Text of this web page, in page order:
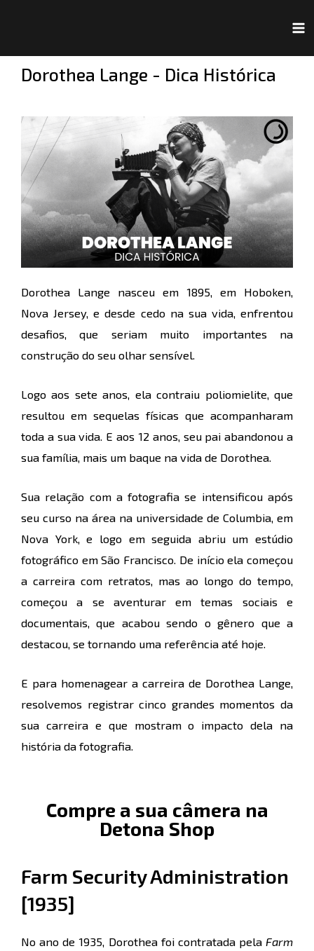
conteúdoDorothea Lange - Dica Histórica
Dorothea Lange nasceu em 1895, em Hoboken,
Nova Jersey, e desde cedo na sua vida, enfrentou
desafios, que seriam muito importantes na
construção do seu olhar sensível.
Logo aos sete anos, ela contraiu poliomielite, que
resultou em sequelas físicas que acompanharam
toda a sua vida. E aos 12 anos, seu pai abandonou a
sua família, mais um baque na vida de Dorothea.
Sua relação com a fotografia se intensificou após
seu curso na área na universidade de Columbia, em
Nova York, e logo em seguida abriu um estúdio
fotográfico em São Francisco. De início ela começou
a carreira com retratos, mas ao longo do tempo,
começou a se aventurar em temas sociais e
documentais, que acabou sendo o gênero que a
destacou, se tornando uma referência até hoje.
E para homenagear a carreira de Dorothea Lange,
resolvemos registrar cinco grandes momentos da
sua carreira e que mostram o impacto dela na
história da fotografia.
Compre a sua câmera na
Detona Shop
Farm Security Administration
[1935]
No ano de 1935, Dorothea foi contratada pela Farm